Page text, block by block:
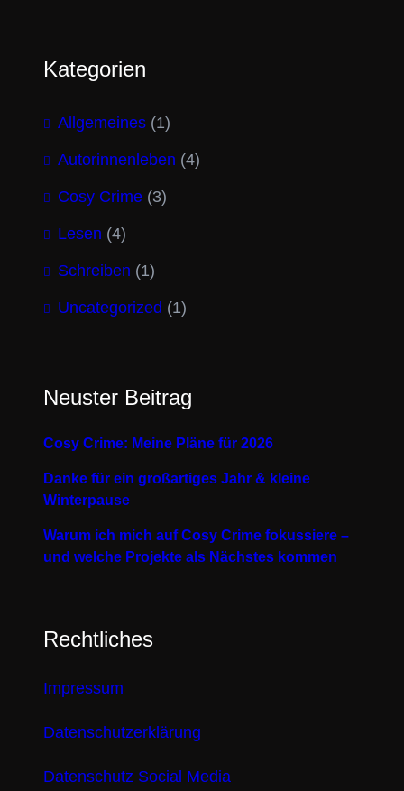
Kategorien
Allgemeines (1)
Autorinnenleben (4)
Cosy Crime (3)
Lesen (4)
Schreiben (1)
Uncategorized (1)
Neuster Beitrag
Cosy Crime: Meine Pläne für 2026
Danke für ein großartiges Jahr & kleine
Winterpause
Warum ich mich auf Cosy Crime fokussiere –
und welche Projekte als Nächstes kommen
Rechtliches
Impressum
Datenschutzerklärung
Datenschutz Social Media